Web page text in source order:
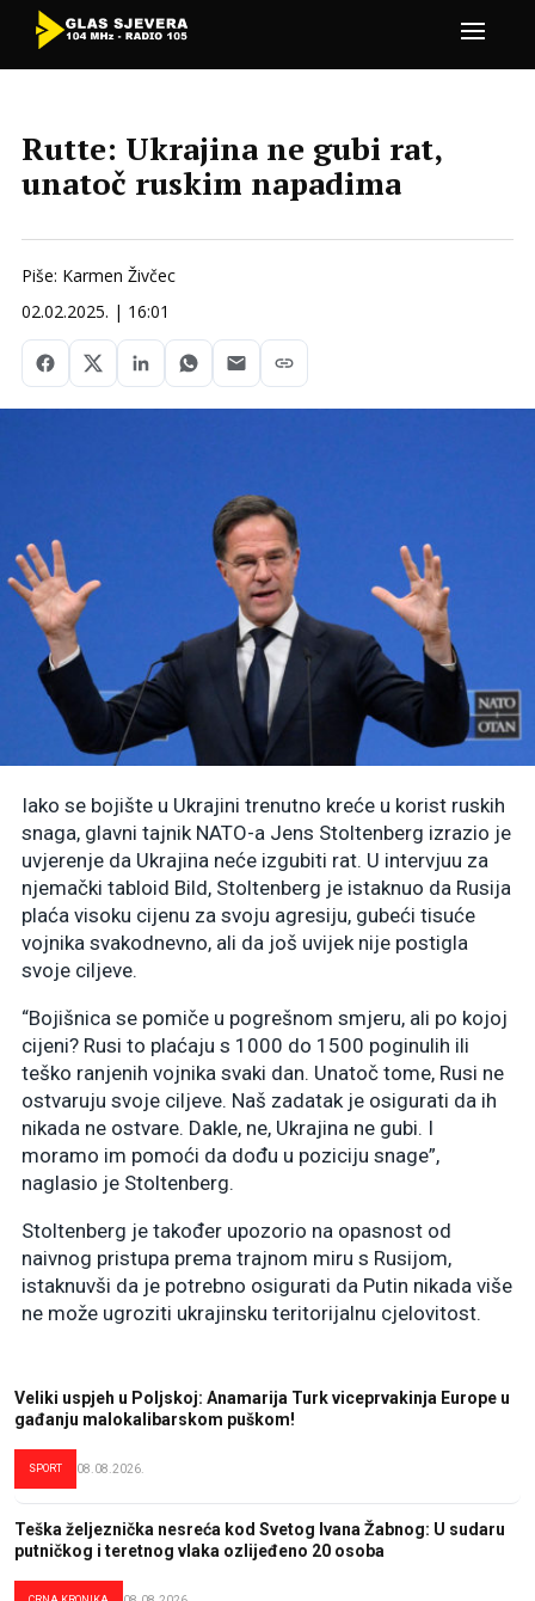
Rutte: Ukrajina ne gubi rat,
unatoč ruskim napadima
Piše: Karmen Živčec
02.02.2025. | 16:01
Iako se bojište u Ukrajini trenutno kreće u korist ruskih
snaga, glavni tajnik NATO-a Jens Stoltenberg izrazio je
uvjerenje da Ukrajina neće izgubiti rat. U intervjuu za
njemački tabloid Bild, Stoltenberg je istaknuo da Rusija
plaća visoku cijenu za svoju agresiju, gubeći tisuće
vojnika svakodnevno, ali da još uvijek nije postigla
svoje ciljeve.
“Bojišnica se pomiče u pogrešnom smjeru, ali po kojoj
cijeni? Rusi to plaćaju s 1000 do 1500 poginulih ili
teško ranjenih vojnika svaki dan. Unatoč tome, Rusi ne
ostvaruju svoje ciljeve. Naš zadatak je osigurati da ih
nikada ne ostvare. Dakle, ne, Ukrajina ne gubi. I
moramo im pomoći da dođu u poziciju snage”,
naglasio je Stoltenberg.
Stoltenberg je također upozorio na opasnost od
naivnog pristupa prema trajnom miru s Rusijom,
istaknuvši da je potrebno osigurati da Putin nikada više
ne može ugroziti ukrajinsku teritorijalnu cjelovitost.
Veliki uspjeh u Poljskoj: Anamarija Turk viceprvakinja Europe u
gađanju malokalibarskom puškom!
SPORT 08.08.2026.
Teška željeznička nesreća kod Svetog Ivana Žabnog: U sudaru
putničkog i teretnog vlaka ozlijeđeno 20 osoba